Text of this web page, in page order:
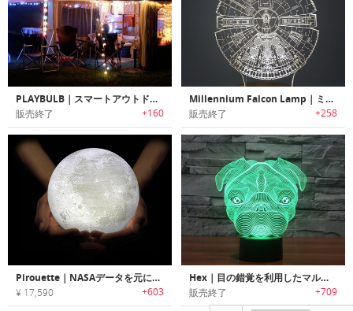
PLAYBULB｜スマートアウトドアホリデーライト「プレイバルブ」
販売終了 +160
Millennium Falcon Lamp｜ミレニアムファルコンLEDライト
販売終了 +258
Pirouette｜NASAデータを元に復元されたスピンする惑星ランプ「ピルエット」
¥ 17,590 +603
Hex｜目の錯覚を利用したマルチ3Dイリュージョンランプ
販売終了 +709